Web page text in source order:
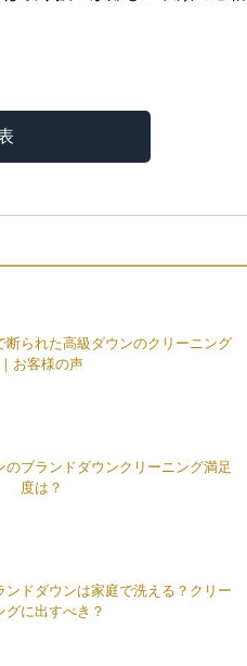
断られた高級ダウンのクリーニング
｜お客様の声
のブランドダウンクリーニング満足
度は？
ンドダウンは家庭で洗える？クリー
グに出すべき？